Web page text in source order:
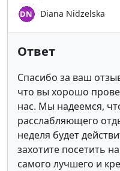
Diana Nidzelska
Ответ
Спасибо за ваш
что вы хорошо
нас. Мы надеемся,
расслабляющего
неделя будет
захотите посетить
самого лучшего и